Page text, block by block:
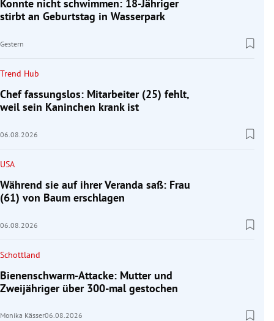
Konnte nicht schwimmen: 18-Jähriger
stirbt an Geburtstag in Wasserpark
Gestern
Trend Hub
Chef fassungslos: Mitarbeiter (25) fehlt,
weil sein Kaninchen krank ist
06.08.2026
USA
Während sie auf ihrer Veranda saß: Frau
(61) von Baum erschlagen
06.08.2026
Schottland
Bienenschwarm-Attacke: Mutter und
Zweijähriger über 300-mal gestochen
Monika Kässer06.08.2026